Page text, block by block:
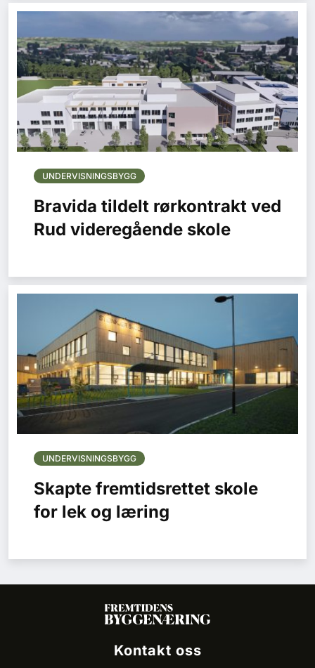
UNDERVISNINGSBYGG
Bravida tildelt rørkontrakt ved
Rud videregående skole
UNDERVISNINGSBYGG
Skapte fremtidsrettet skole
for lek og læring
Kontakt oss